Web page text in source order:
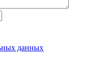
данных